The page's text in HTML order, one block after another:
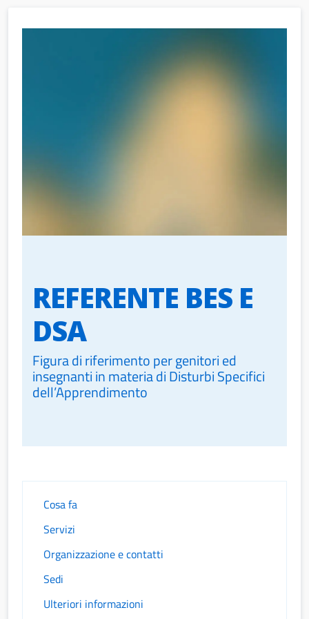
REFERENTE BES E
DSA
Figura di riferimento per genitori ed
insegnanti in materia di Disturbi Specifici
dell’Apprendimento
Cosa fa
Servizi
Organizzazione e contatti
Sedi
Ulteriori informazioni